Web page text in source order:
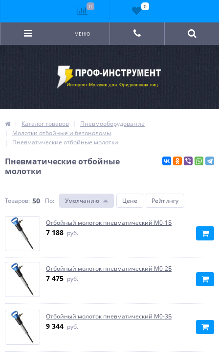
МЕНЮ
Каталог товаров
Пневмооборудование
Молотки отбойные и бетоноломы
Пневматические отбойные молотки
Пневматические отбойные
молотки
Товаров: 50 По: Умолчанию Цене Рейтингу
Отбойный молоток пневматический М0-1Б
7 188 руб.
Отбойный молоток пневматический М0-2Б
7 475 руб.
Отбойный молоток пневматический М0-3Б
9 344 руб.
0 0